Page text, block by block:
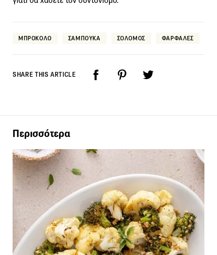
ΜΠΡΟΚΟΛΟ ΣΑΜΠΟΥΚΑ ΣΟΛΟΜΟΣ ΦΑΡΦΑΛΕΣ
SHARE THIS ARTICLE
Περισσότερα